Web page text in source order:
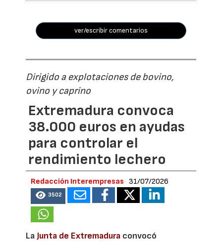
ver/escribir comentarios
Dirigido a explotaciones de bovino,
ovino y caprino
Extremadura convoca
38.000 euros en ayudas
para controlar el
rendimiento lechero
Redacción Interempresas 31/07/2026
3502
La Junta de Extremadura convocó